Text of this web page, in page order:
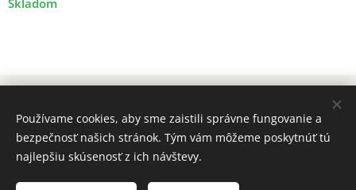
www.majadizajn.eu
Cookies
Používame cookies, aby sme zaistili správne fungovanie a
bezpečnosť našich stránok. Tým vám môžeme poskytnúť tú
najlepšiu skúsenosť z ich návštevy.